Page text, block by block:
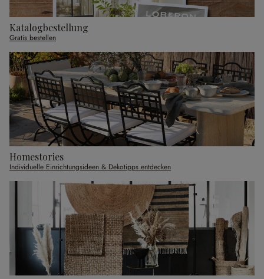
Katalogbestellung
Gratis bestellen
Homestories
Individuelle Einrichtungsideen & Dekotipps entdecken